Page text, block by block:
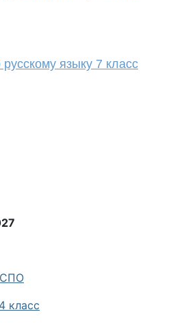
языку 7 класс
класс